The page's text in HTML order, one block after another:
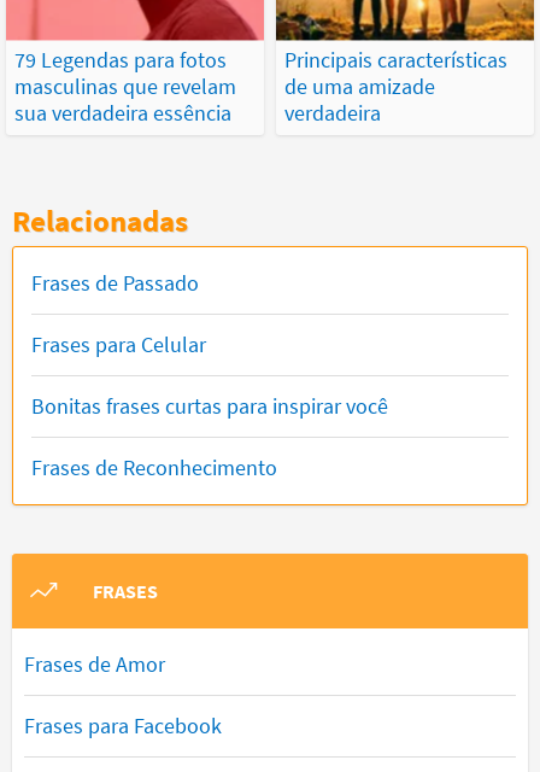
79 Legendas para fotos
masculinas que revelam
sua verdadeira essência
Principais características
de uma amizade
verdadeira
Relacionadas
Frases de Passado
Frases para Celular
Bonitas frases curtas para inspirar você
Frases de Reconhecimento
FRASES
Frases de Amor
Frases para Facebook